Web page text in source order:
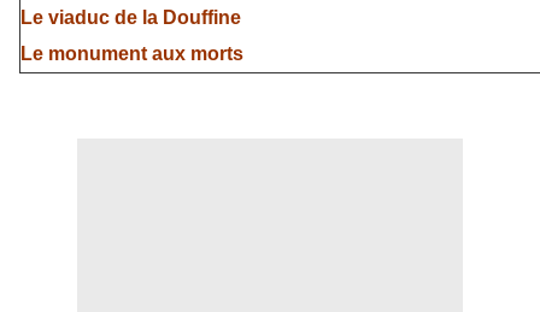
Le viaduc de la Douffine
Le monument aux morts